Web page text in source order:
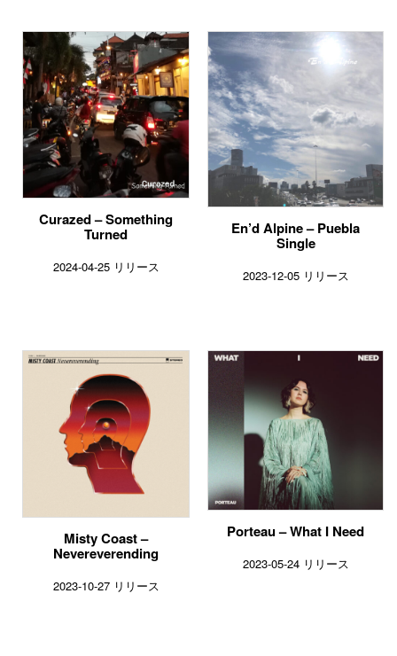
Curazed – Something
Turned
2024-04-25 リリース
En’d Alpine – Puebla
Single
2023-12-05 リリース
Misty Coast –
Nevereverending
2023-10-27 リリース
Porteau – What I Need
2023-05-24 リリース